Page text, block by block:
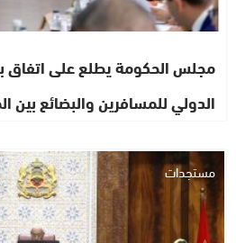
مجلس الحكومة يطلع على اتفاق
الدولي للمسافرين والبضائع بين
مستجدات